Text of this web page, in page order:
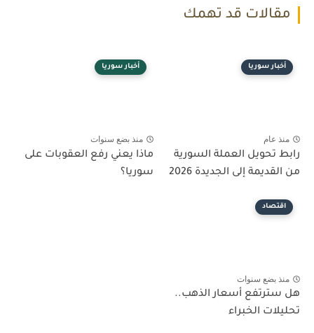
مقالات قد تهمك
أخبار سوريا
منذ عام
رابط تحويل العملة السورية
من القديمة إلى الجديدة 2026
أخبار سوريا
منذ بضع سنوات
ماذا يعني رفع العقوبات على
سوريا؟
اقتصاد
منذ بضع سنوات
هل سترتفع أسعار الذهب..
تحليلات الخبراء